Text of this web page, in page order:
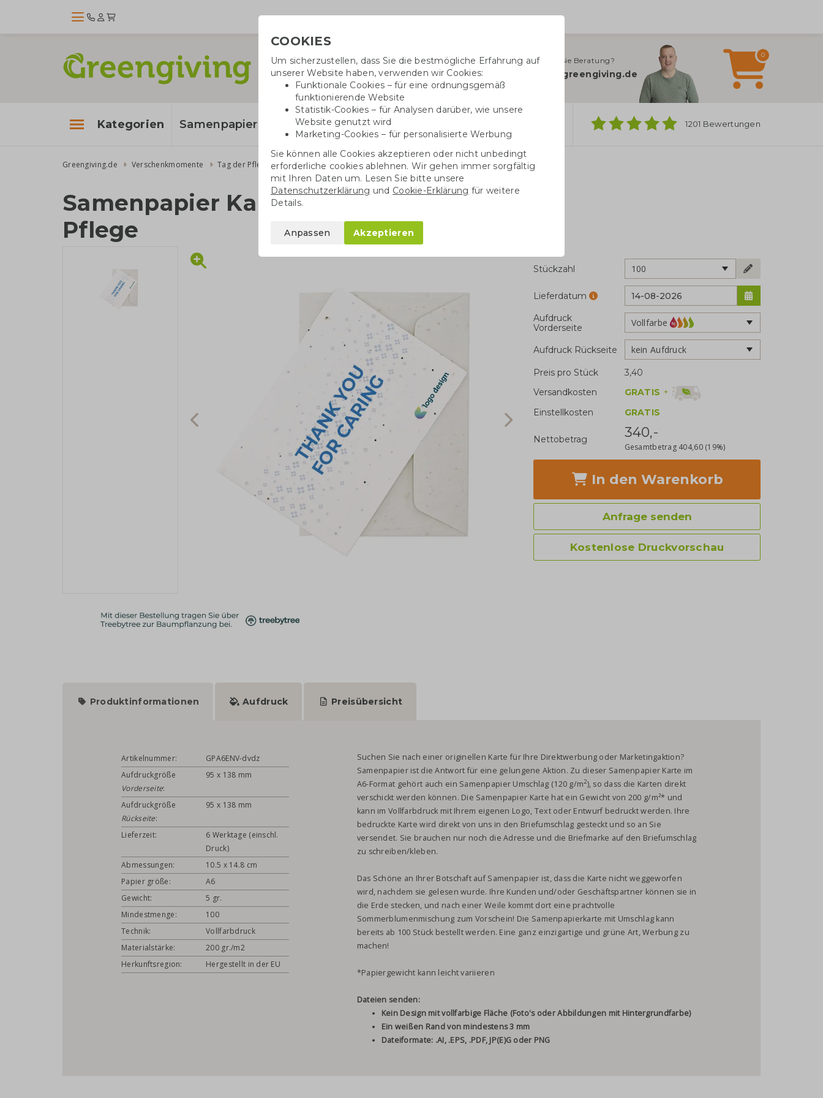
Benötigen Sie Beratung?
info@greengiving.de
0
Kategorien Samenpapier Baumwolltaschen 1201 Bewertungen
Greengiving.de Verschenkmomente Tag der Pflege Samenpapier Karte DIN A6 | Tag der Pflege
Samenpapier Karte DIN A6 | Tag der
Pflege
Stückzahl 100
Lieferdatum
Aufdruck
Vorderseite
Vollfarbe
Aufdruck Rückseite kein Aufdruck
Preis pro Stück
3,40
Versandkosten
GRATIS +
Einstellkosten
GRATIS
Nettobetrag 340,-
Gesamtbetrag 404,60 (19%)
In den Warenkorb
Anfrage senden
Kostenlose Druckvorschau
Produktinformationen Aufdruck Preisübersicht
Artikelnummer:
GPA6ENV-dvdz
Aufdruckgröße
Vorderseite:
95 x 138 mm
Aufdruckgröße
Rückseite:
95 x 138 mm
Lieferzeit:
6 Werktage (einschl.
Druck)
Abmessungen:
10.5 x 14.8 cm
Papier größe:
A6
Gewicht:
5 gr.
Mindestmenge:
100
Technik:
Vollfarbdruck
Materialstärke:
200 gr./m2
Herkunftsregion:
Hergestellt in der EU
Suchen Sie nach einer originellen Karte für Ihre Direktwerbung oder Marketingaktion?
Samenpapier ist die Antwort für eine gelungene Aktion. Zu dieser Samenpapier Karte im
A6-Format gehört auch ein Samenpapier Umschlag (120 g/m2), so dass die Karten direkt
verschickt werden können. Die Samenpapier Karte hat ein Gewicht von 200 g/m²* und
kann im Vollfarbdruck mit Ihrem eigenen Logo, Text oder Entwurf bedruckt werden. Ihre
bedruckte Karte wird direkt von uns in den Briefumschlag gesteckt und so an Sie
versendet. Sie brauchen nur noch die Adresse und die Briefmarke auf den Briefumschlag
zu schreiben/kleben.
Das Schöne an Ihrer Botschaft auf Samenpapier ist, dass die Karte nicht weggeworfen
wird, nachdem sie gelesen wurde. Ihre Kunden und/oder Geschäftspartner können sie in
die Erde stecken, und nach einer Weile kommt dort eine prachtvolle
Sommerblumenmischung zum Vorschein! Die Samenpapierkarte mit Umschlag kann
bereits ab 100 Stück bestellt werden. Eine ganz einzigartige und grüne Art, Werbung zu
machen!
*Papiergewicht kann leicht variieren
Dateien senden:
Kein Design mit vollfarbige Fläche (Foto's oder Abbildungen mit Hintergrundfarbe)
Ein weißen Rand von mindestens 3 mm
Dateiformate: .AI, .EPS, .PDF, JP(E)G oder PNG
COOKIES
Um sicherzustellen, dass Sie die bestmögliche Erfahrung auf
unserer Website haben, verwenden wir Cookies:
Funktionale Cookies – für eine ordnungsgemäß
funktionierende Website
Statistik-Cookies – für Analysen darüber, wie unsere
Website genutzt wird
Marketing-Cookies – für personalisierte Werbung
Sie können alle Cookies akzeptieren oder nicht unbedingt
erforderliche cookies ablehnen. Wir gehen immer sorgfältig
mit Ihren Daten um. Lesen Sie bitte unsere
Datenschutzerklärung und Cookie-Erklärung für weitere
Details.
Anpassen Akzeptieren